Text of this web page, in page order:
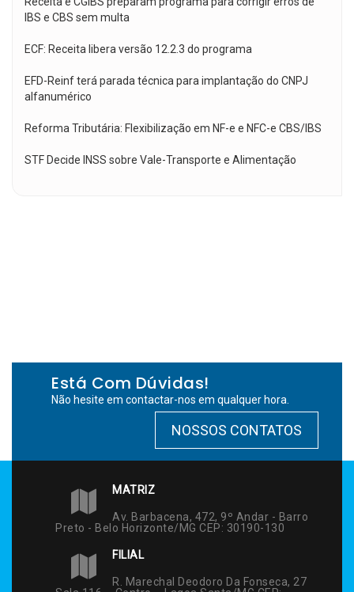
IBS e CBS sem multa
ECF: Receita libera versão 12.2.3 do programa
EFD-Reinf terá parada técnica para implantação do CNPJ
alfanumérico
Reforma Tributária: Flexibilização em NF-e e NFC-e CBS/IBS
STF Decide INSS sobre Vale-Transporte e Alimentação
Está Com Dúvidas!
Não hesite em contactar-nos em qualquer hora.
NOSSOS CONTATOS
MATRIZ
Av. Barbacena, 472, 9º Andar - Barro
Preto - Belo Horizonte/MG CEP: 30190-130
FILIAL
R. Marechal Deodoro Da Fonseca, 27